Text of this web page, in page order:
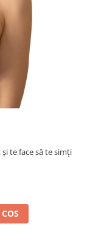
te face să te simți